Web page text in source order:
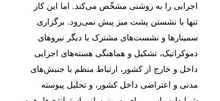
اجرایی را به روشنی مشخّص می‌کند. اما این کار
تنها با نشستن پشت میز پیش نمی‌رود. برگزاری
سمینارها و نشست‌های مشترک با دیگر نیروهای
دموکراتیک، تشکیل و هماهنگی هسته‌های اجرایی
داخل و خارج از کشور، ارتباط منظم با جنبش‌های
مدنی و اعتراضی داخل کشور، و تحلیل پیوسته